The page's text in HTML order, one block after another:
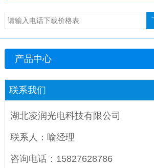
产品中心
联系我们
湖北凌润光电科技有限公司
联系人：喻经理
咨询电话： 15827628786